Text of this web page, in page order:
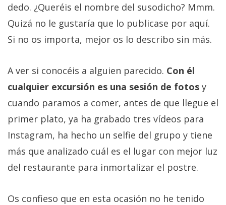
dedo. ¿Queréis el nombre del susodicho? Mmm.
Quizá no le gustaría que lo publicase por aquí.
Si no os importa, mejor os lo describo sin más.
A ver si conocéis a alguien parecido. Con él
cualquier excursión es una sesión de fotos y
cuando paramos a comer, antes de que llegue el
primer plato, ya ha grabado tres vídeos para
Instagram, ha hecho un selfie del grupo y tiene
más que analizado cuál es el lugar con mejor luz
del restaurante para inmortalizar el postre.
Os confieso que en esta ocasión no he tenido